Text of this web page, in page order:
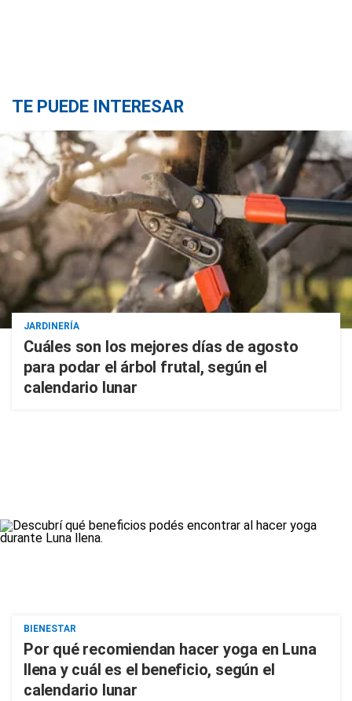
TE PUEDE INTERESAR
JARDINERÍA
Cuáles son los mejores días de agosto
para podar el árbol frutal, según el
calendario lunar
BIENESTAR
Por qué recomiendan hacer yoga en Luna
llena y cuál es el beneficio, según el
calendario lunar